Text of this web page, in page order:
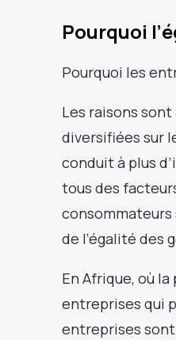
Pourquoi
Pourquoi les
Les raisons
diversifiées sur
conduit à plus
tous des
consommateurs
de l’égalité des
En Afrique, où
entreprises qui
entreprises